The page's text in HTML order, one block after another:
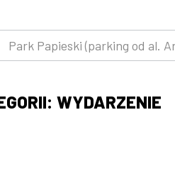
Park Papieski (parking od al.
WYDARZENIE